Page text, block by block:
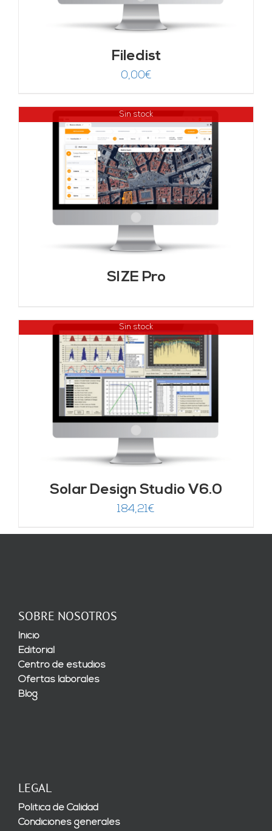
Filedist
0,00€
Sin stock
SIZE Pro
Sin stock
Solar Design Studio V6.0
184,21€
SOBRE NOSOTROS
Inicio
Editorial
Centro de estudios
Ofertas laborales
Blog
LEGAL
Política de Calidad
Condiciones generales